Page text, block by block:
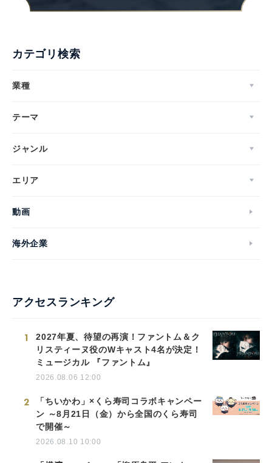
カテゴリ検索
業種
テーマ
ジャンル
エリア
動画
海外企業
アクセスランキング
1
2027年夏、待望の再演！ファントム＆ク
リスティーヌ役のWキャスト4名が決定！
ミュージカル 『ファントム』
2026.08.06 12:00
2
「ちいかわ」×くら寿司コラボキャンペー
ン ～8月21日（金）から全国のくら寿司
で開催～
2026.08.10 10:00